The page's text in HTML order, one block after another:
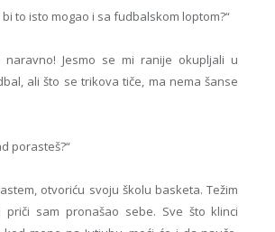
bi to isto mogao i sa fudbalskom loptom?“
naravno! Jesmo se mi ranije okupljali u
ali što se trikova tiče, ma nema šanse
porasteš?“
otvoriću svoju školu basketa. Težim
sam pronašao sebe. Sve što klinci